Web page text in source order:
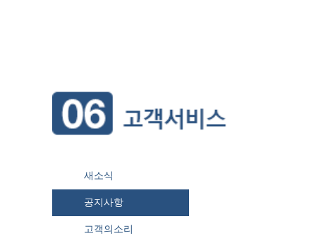
새소식
공지사항
고객의소리